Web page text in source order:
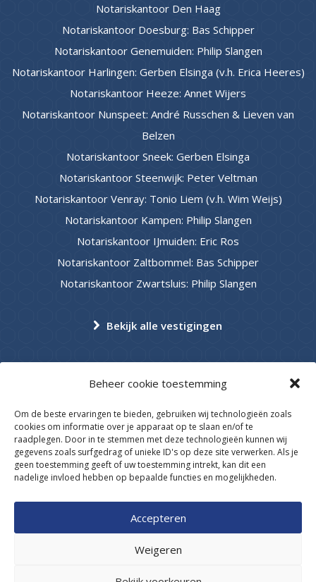
Beheer cookie toestemming
Om de beste ervaringen te bieden, gebruiken wij technologieën zoals
cookies om informatie over je apparaat op te slaan en/of te
raadplegen. Door in te stemmen met deze technologieën kunnen wij
gegevens zoals surfgedrag of unieke ID's op deze site verwerken. Als je
geen toestemming geeft of uw toestemming intrekt, kan dit een
nadelige invloed hebben op bepaalde functies en mogelijkheden.
Accepteren
Weigeren
Notariskantoor Den Haag
Notariskantoor Doesburg: Bas Schipper
Notariskantoor Genemuiden: Philip Slangen
Notariskantoor Harlingen: Gerben Elsinga (v.h. Erica Heeres)
Notariskantoor Heeze: Annet Wijers
Notariskantoor Nunspeet: André Russchen & Lieven van
Belzen
Notariskantoor Sneek: Gerben Elsinga
Notariskantoor Steenwijk: Peter Veltman
Notariskantoor Venray: Tonio Liem (v.h. Wim Weijs)
Notariskantoor Kampen: Philip Slangen
Notariskantoor IJmuiden: Eric Ros
Notariskantoor Zaltbommel: Bas Schipper
Notariskantoor Zwartsluis: Philip Slangen
Bekijk alle vestigingen
© 2026 Elannotarissen.nl
Beroepsregels
Beheer getekende akten: veilig en volgens de wet geregeld
Links naar derden
Privacyverklaring